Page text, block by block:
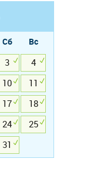
Сб
Вс
3
4
10
11
17
18
24
25
31